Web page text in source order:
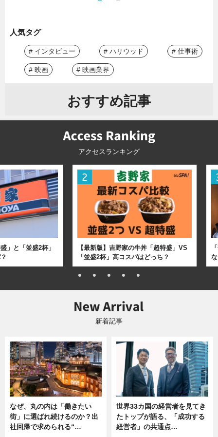
人気タグ
# インタビュー # ハリウッド # 仕事術
# 映画 # 映画業界
おすすめ記事
アクセスランキング
」と「並盛2杯」
【最新版】吉野家の牛丼「超特盛」VS
「並盛2杯」高コスパはどっち？
新着記事
なぜ、丸の内は「働きたい
街」に選ばれ続けるのか？出
社回帰で求められる“…
世界33カ国の経営者を見てき
たトップが語る、「成功する
経営者」の共通点…